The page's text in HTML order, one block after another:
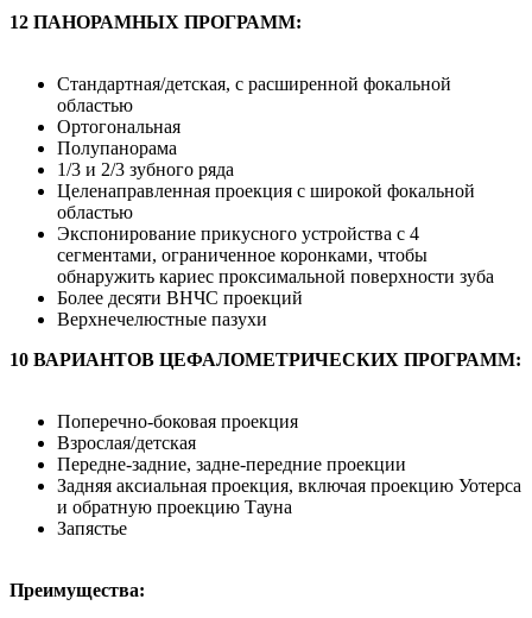
12 ПАНОРАМНЫХ ПРОГРАММ:
Стандартная/детская, с расширенной фокальной
областью
Ортогональная
Полупанорама
1/3 и 2/3 зубного ряда
Целенаправленная проекция с широкой фокальной
областью
Экспонирование прикусного устройства с 4
сегментами, ограниченное коронками, чтобы
обнаружить кариес проксимальной поверхности зуба
Более десяти ВНЧС проекций
Верхнечелюстные пазухи
10 ВАРИАНТОВ ЦЕФАЛОМЕТРИЧЕСКИХ ПРОГРАММ:
Поперечно-боковая проекция
Взрослая/детская
Передне-задние, задне-передние проекции
Задняя аксиальная проекция, включая проекцию Уотерса
и обратную проекцию Тауна
Запястье
Преимущества: